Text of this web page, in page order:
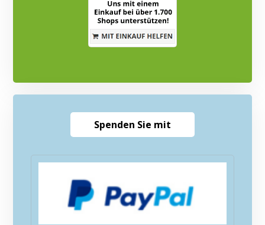
Spenden Sie mit